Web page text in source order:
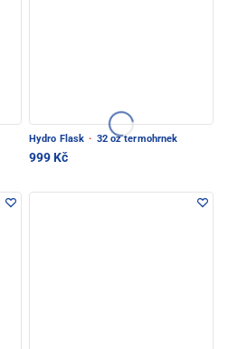
Hydro Flask · 32 oz termohrnek
999 Kč